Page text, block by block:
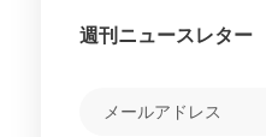
週刊ニュースレター